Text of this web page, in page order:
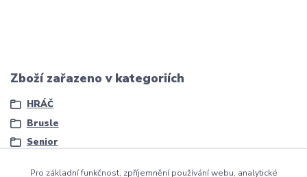
Zboží zařazeno v kategoriích
HRÁČ
Brusle
Senior
Pro základní funkčnost, zpříjemnění používání webu, analytické